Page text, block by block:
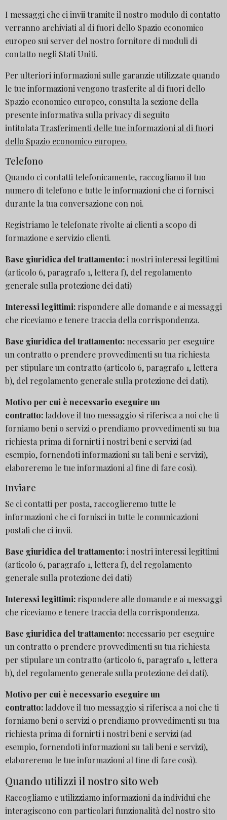
I messaggi che ci invii tramite il nostro modulo di contatto
verranno archiviati al di fuori dello Spazio economico
europeo sui server del nostro fornitore di moduli di
contatto negli Stati Uniti.
Per ulteriori informazioni sulle garanzie utilizzate quando
le tue informazioni vengono trasferite al di fuori dello
Spazio economico europeo, consulta la sezione della
presente informativa sulla privacy di seguito
intitolata Trasferimenti delle tue informazioni al di fuori
dello Spazio economico europeo.
Telefono
Quando ci contatti telefonicamente, raccogliamo il tuo
numero di telefono e tutte le informazioni che ci fornisci
durante la tua conversazione con noi.
Registriamo le telefonate rivolte ai clienti a scopo di
formazione e servizio clienti.
Base giuridica del trattamento:i nostri interessi legittimi
(articolo 6, paragrafo 1, lettera f), del regolamento
generale sulla protezione dei dati)
Interessi legittimi: rispondere alle domande e ai messaggi
che riceviamo e tenere traccia della corrispondenza.
Base giuridica del trattamento: necessario per eseguire
un contratto o prendere provvedimenti su tua richiesta
per stipulare un contratto (articolo 6, paragrafo 1, lettera
b), del regolamento generale sulla protezione dei dati).
Motivo per cui è necessario eseguire un
contratto: laddove il tuo messaggio si riferisca a noi che ti
forniamo beni o servizi o prendiamo provvedimenti su tua
richiesta prima di fornirti i nostri beni e servizi (ad
esempio, fornendoti informazioni su tali beni e servizi),
elaboreremo le tue informazioni al fine di fare così).
Inviare
Se ci contatti per posta, raccoglieremo tutte le
informazioni che ci fornisci in tutte le comunicazioni
postali che ci invii.
Base giuridica del trattamento:i nostri interessi legittimi
(articolo 6, paragrafo 1, lettera f), del regolamento
generale sulla protezione dei dati)
Interessi legittimi: rispondere alle domande e ai messaggi
che riceviamo e tenere traccia della corrispondenza.
Base giuridica del trattamento: necessario per eseguire
un contratto o prendere provvedimenti su tua richiesta
per stipulare un contratto (articolo 6, paragrafo 1, lettera
b), del regolamento generale sulla protezione dei dati).
Motivo per cui è necessario eseguire un
contratto: laddove il tuo messaggio si riferisca a noi che ti
forniamo beni o servizi o prendiamo provvedimenti su tua
richiesta prima di fornirti i nostri beni e servizi (ad
esempio, fornendoti informazioni su tali beni e servizi),
elaboreremo le tue informazioni al fine di fare così).
Quando utilizzi il nostro sito web
Raccogliamo e utilizziamo informazioni da individui che
interagiscono con particolari funzionalità del nostro sito